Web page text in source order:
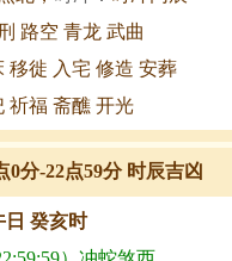
路空 青龙 武曲
移徙 入宅 修造 安葬
祈福 斋醮 开光
0分-22点59分 时辰吉凶
日 癸亥时